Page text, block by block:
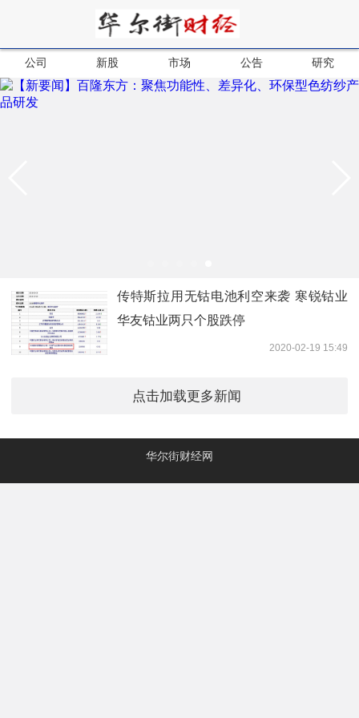
公司 新股 市场 公告 研究
传特斯拉用无钴电池利空来袭 寒锐钴业
华友钴业两只个股跌停
2020-02-19 15:49
点击加载更多新闻
华尔街财经网